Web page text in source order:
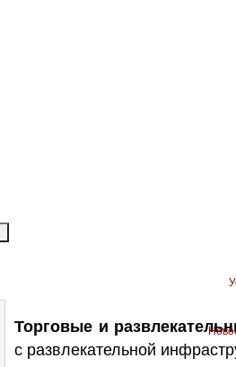
Торговые и
с развлекательной